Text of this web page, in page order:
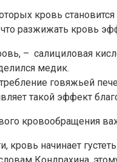
кровь
разжижать кровь
– салициловая
медик.
говяжьей
такой эффект
кровообращения
кровь начинает